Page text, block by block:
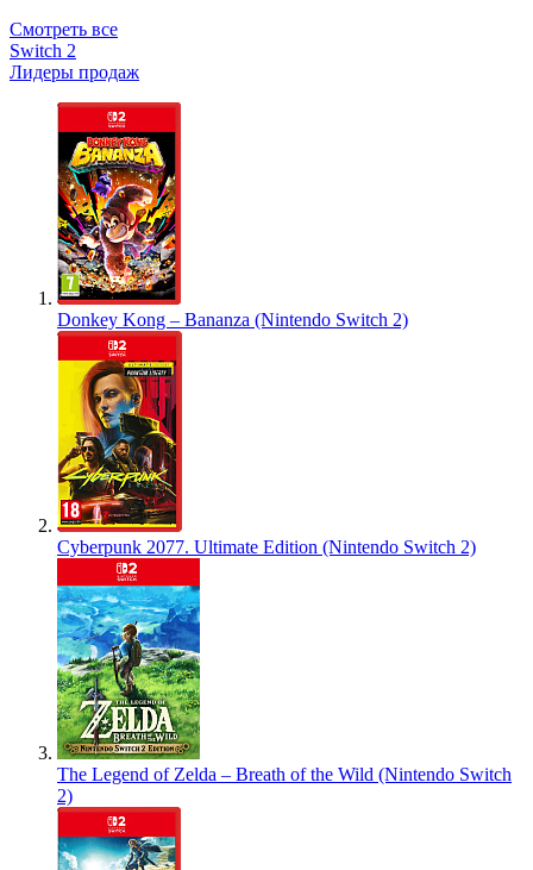
Смотреть все
Switch 2
Лидеры продаж
Donkey Kong – Bananza (Nintendo Switch 2)
Cyberpunk 2077. Ultimate Edition (Nintendo Switch 2)
The Legend of Zelda – Breath of the Wild (Nintendo Switch
2)